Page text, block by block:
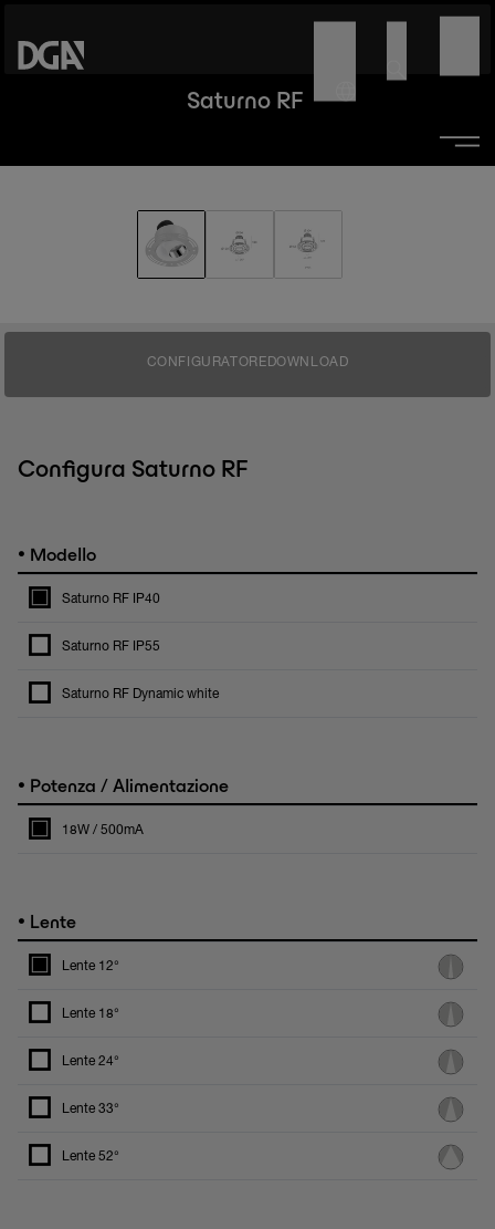
Saturno RF
CONFIGURATORE DOWNLOAD
Configura Saturno RF
• Modello
Saturno RF IP40
Saturno RF IP55
Saturno RF Dynamic white
• Potenza / Alimentazione
18W / 500mA
• Lente
Lente 12°
Lente 18°
Lente 24°
Lente 33°
Lente 52°